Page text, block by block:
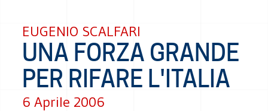
EUGENIO SCALFARI
UNA FORZA GRANDE
PER RIFARE L'ITALIA
6 Aprile 2006